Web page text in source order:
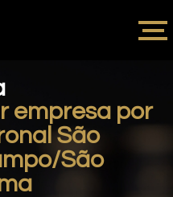
empresa por
São
São